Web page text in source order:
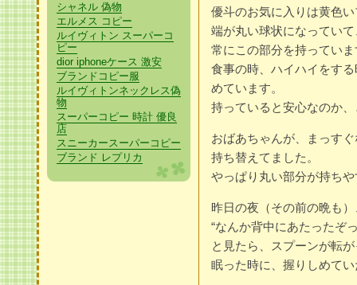
優斗のお気に入りは黄色
端が丸い球状になってい
常にこの部分を持ってい
食事の時、ハイハイをす
めています。
持っていると安心なのか
おばあちゃんが、まっす
持ち替えてました。
やっぱり丸い部分が持ち
昨日の夜（その前の晩も
“なんか背中にあたったぞ
と見たら、スプーンが転
眠った時に、握りしめて
シャネル 偽物
エルメス コピー
ルイヴィトン スーパーコ
ピー
dior iphoneケース 激安
ブランドコピー服
ルイヴィトンネックレス偽
物
スーパーコピー 時計 優良
店
スニーカースーパーコピー
ブランド レプリカ